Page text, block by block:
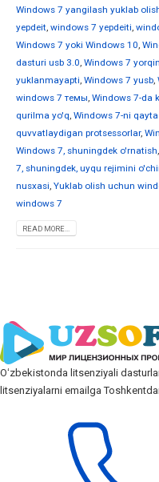
Windows 7 yangilash yuklab
yepdeit, windows 7 yepdeiti,
Windows 7 yoki Windows 10,
dasturi usb 3.0, Windows 7
yuklanmayapti, Windows 7 yusb,
windows 7 темы, Windows 7-da
qurilma yo'q, Windows 7-ni
quvvatlaydigan protsessorlar,
Windows 7, shuningdek o'rnatish,
7, shuningdek, uyqu rejimini
nusxasi, Yuklab olish uchun
windows 7
READ MORE...
Oʻzbekistonda litsenziyali
litsenziyalarni emailga